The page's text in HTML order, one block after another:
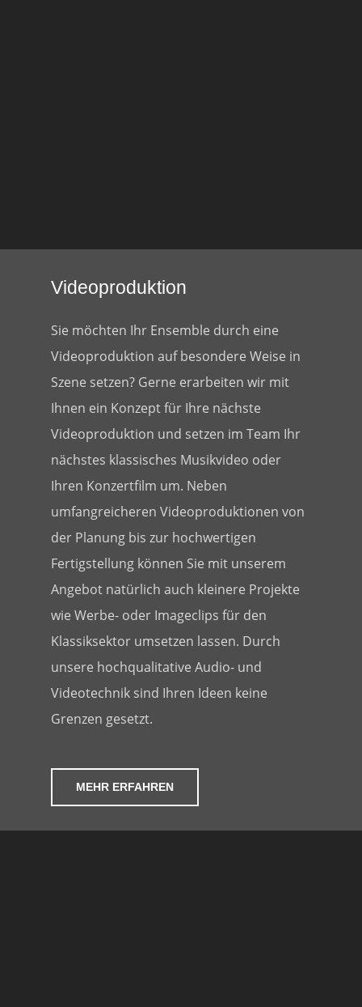
Videoproduktion
Sie möchten Ihr Ensemble durch eine
Videoproduktion auf besondere Weise in
Szene setzen? Gerne erarbeiten wir mit
Ihnen ein Konzept für Ihre nächste
Videoproduktion und setzen im Team Ihr
nächstes klassisches Musikvideo oder
Ihren Konzertfilm um. Neben
umfangreicheren Videoproduktionen von
der Planung bis zur hochwertigen
Fertigstellung können Sie mit unserem
Angebot natürlich auch kleinere Projekte
wie Werbe- oder Imageclips für den
Klassiksektor umsetzen lassen. Durch
unsere hochqualitative Audio- und
Videotechnik sind Ihren Ideen keine
Grenzen gesetzt.
MEHR ERFAHREN